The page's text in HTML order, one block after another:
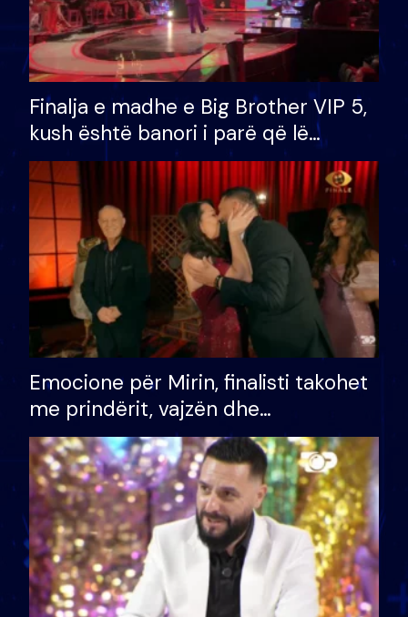
Finalja e madhe e Big Brother VIP 5,
kush është banori i parë që lë
shtëpinë dhe humb mundësinë për
të fituar çmimin e madh
Emocione për Mirin, finalisti takohet
me prindërit, vajzën dhe
bashkëshorten: S’kemi ndonjë letër
divorci apo jo?